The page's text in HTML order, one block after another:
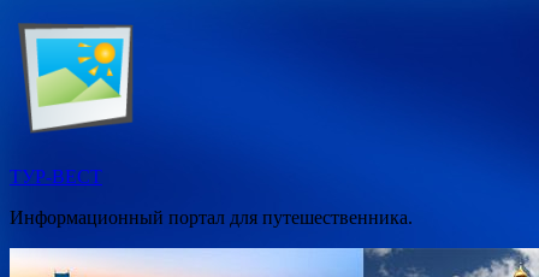
Перейти
содержимому
ТУР-ВЕСТ
Информационный портал для путешественника.